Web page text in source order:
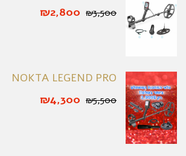
₪3,500
₪2,800
NOKTA LEGEND PRO
₪5,500
₪4,300